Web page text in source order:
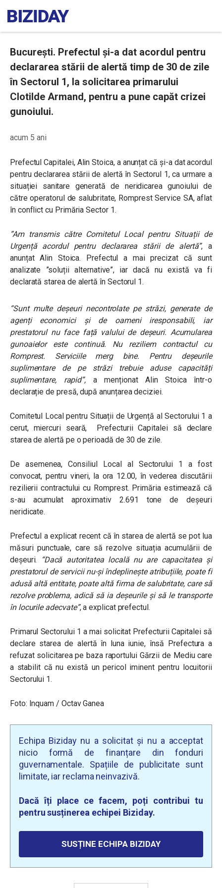
București. Prefectul și-a dat acordul pentru
declararea stării de alertă timp de 30 de zile
în Sectorul 1, la solicitarea primarului
Clotilde Armand, pentru a pune capăt crizei
gunoiului.
acum 5 ani
Prefectul Capitalei, Alin Stoica, a anunțat că și-a dat acordul
pentru declararea stării de alertă în Sectorul 1, ca urmare a
situației sanitare generată de neridicarea gunoiului de
către operatorul de salubritate, Romprest Service SA, aflat
în conflict cu Primăria Sector 1.
”Am transmis către Comitetul Local pentru Situații de
Urgență acordul pentru declararea stării de alertă”, a
anunțat Alin Stoica. Prefectul a mai precizat că sunt
analizate ”soluții alternative”, iar dacă nu există va fi
declarată starea de alertă în Sectorul 1.
“Sunt multe deșeuri necontrolate pe străzi, generate de
agenți economici și de oameni iresponsabili, iar
prestatorul nu face față valului de deșeuri. Acumularea
gunoaielor este continuă. Nu reziliem contractul cu
Romprest. Serviciile merg bine. Pentru deșeurile
suplimentare de pe străzi trebuie aduse capacități
suplimentare, rapid”, a menționat Alin Stoica într-o
declarație de presă, după anunțarea deciziei.
Comitetul Local pentru Situații de Urgență al Sectorului 1 a
cerut, miercuri seară, Prefecturii Capitalei să declare
starea de alertă pe o perioadă de 30 de zile.
De asemenea, Consiliul Local al Sectorului 1 a fost
convocat, pentru vineri, la ora 12.00, în vederea discutării
rezilierii contractului cu Romprest. Primăria estimează că
s-au acumulat aproximativ 2.691 tone de deșeuri
neridicate.
Prefectul a explicat recent că în starea de alertă se pot lua
măsuri punctuale, care să rezolve situația acumulării de
deșeuri.
“Dacă autoritatea locală nu are capacitatea și
prestatorul de servicii nu-și îndeplinește atribuțiile, poate fi
adusă altă entitate, poate altă firma de salubritate, care să
rezolve problema, adică să ia deșeurile și să le transporte
în locurile adecvate”, a explicat prefectul.
Primarul Sectorului 1 a mai solicitat Prefecturii Capitalei să
declare starea de alertă în luna iunie, însă Prefectura a
refuzat solicitarea pe baza raportului Gărzii de Mediu care
a stabilit că nu există un pericol iminent pentru locuitorii
Sectorului 1.
Foto: Inquam / Octav Ganea
Echipa Biziday nu a solicitat și nu a acceptat
nicio formă de finanțare din fonduri
guvernamentale. Spațiile de publicitate sunt
limitate, iar reclama neinvazivă.
Dacă îți place ce facem, poți contribui tu
pentru susținerea echipei Biziday.
SUSȚINE ECHIPA BIZIDAY